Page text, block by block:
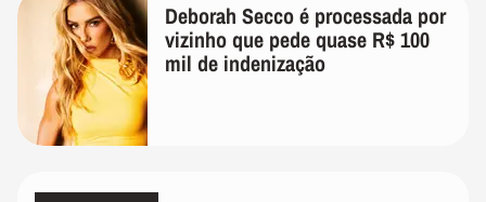
Deborah Secco é processada por
vizinho que pede quase R$ 100
mil de indenização